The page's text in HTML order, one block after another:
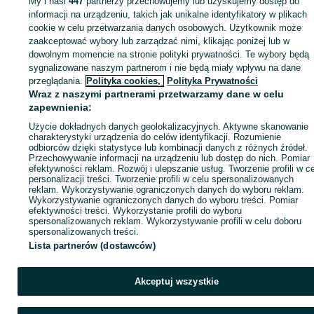
Zaloguj się lub załóż konto na OLX, aby skontaktować się z
sprzedającym
Zaloguj się / Załóż konto
Zadzwoń / SMS
informacji na urządzeniu, takich jak unikalne identyfikatory w plikach
cookie w celu przetwarzania danych osobowych. Użytkownik może
zaakceptować wybory lub zarządzać nimi, klikając poniżej lub w
dowolnym momencie na stronie polityki prywatności. Te wybory będą
sygnalizowane naszym partnerom i nie będą miały wpływu na dane
przeglądania. Polityka cookies, Polityka Prywatności
Wraz z naszymi partnerami przetwarzamy dane w celu
zapewnienia:
Użycie dokładnych danych geolokalizacyjnych. Aktywne skanowanie
charakterystyki urządzenia do celów identyfikacji. Rozumienie
odbiorców dzięki statystyce lub kombinacji danych z różnych źródeł.
Przechowywanie informacji na urządzeniu lub dostęp do nich. Pomiar
efektywności reklam. Rozwój i ulepszanie usług. Tworzenie profili w
personalizacji treści. Tworzenie profili w celu spersonalizowanych
reklam. Wykorzystywanie ograniczonych danych do wyboru reklam.
Wykorzystywanie ograniczonych danych do wyboru treści. Pomiar
efektywności treści. Wykorzystanie profili do wyboru
spersonalizowanych reklam. Wykorzystywanie profili w celu doboru
spersonalizowanych treści.
Lista partnerów (dostawców)
Akceptuj wszystkie